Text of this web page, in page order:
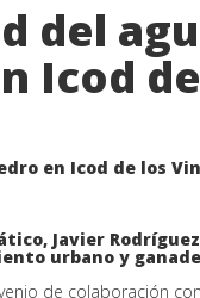
del
Icod
Javier
urbano y
de colaboración